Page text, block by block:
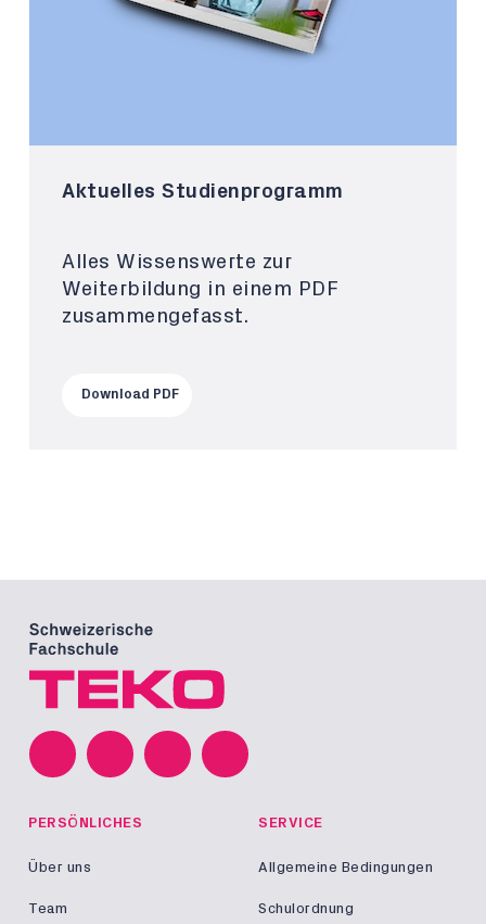
Aktuelles Studienprogramm
Alles Wissenswerte zur
Weiterbildung in einem PDF
zusammengefasst.
Download PDF
PERSÖNLICHES
Über uns
Team
SERVICE
Allgemeine Bedingungen
Schulordnung